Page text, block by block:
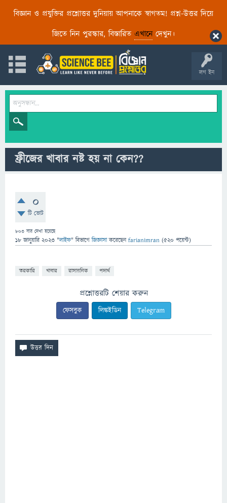
বিজ্ঞান ও প্রযুক্তির প্রশ্নোত্তর দুনিয়ায় আপনাকে স্বাগতম! প্রশ্ন-উত্তর দিয়ে
জিতে নিন পুরস্কার, বিস্তারিত এখানেদেখুন।
লগ ইন
ফ্রীজের খাবার নষ্ট হয় না কেন??
0
টি ভোট
803 বার দেখা হয়েছে
18 জানুয়ারি 2023 "লাইফ" বিভাগে জিজ্ঞাসাকরেছেনfarianimran (520 পয়েন্ট)
তরকারি খাবার রাসায়নিক পদার্থ
প্রশ্নোত্তরটি শেয়ার করুন
ফেসবুক লিঙ্কইডিন Telegram